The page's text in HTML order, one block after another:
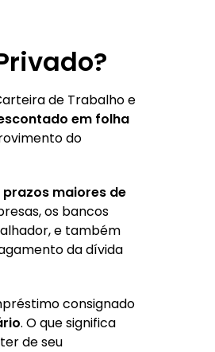
de Trabalho e
em folha
do
prazos maiores de
os bancos
e também
da dívida
consignado
. O que significa
de seu